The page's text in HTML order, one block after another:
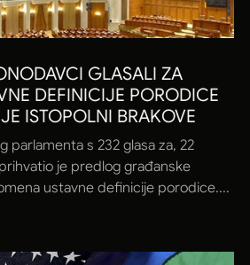
GLASALI ZA
DEFINICIJE PORODICE
ISTOPOLNI BRAKOVE
parlamenta s 232 glasa za, 22
je predlog građanske
ustavne definicije porodice....